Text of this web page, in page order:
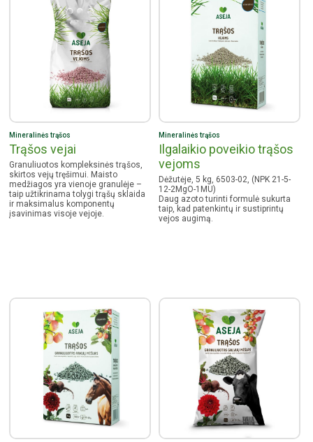
Mineralinės trąšos
Trąšos vejai
Granuliuotos kompleksinės trąšos,
skirtos vejų tręšimui. Maisto
medžiagos yra vienoje granulėje –
taip užtikrinama tolygi trąšų sklaida
ir maksimalus komponentų
įsavinimas visoje vejoje.
Mineralinės trąšos
Ilgalaikio poveikio trąšos
vejoms
Dėžutėje, 5 kg, 6503-02, (NPK 21-5-
12-2MgO-1MU)
Daug azoto turinti formulė sukurta
taip, kad patenkintų ir sustiprintų
vejos augimą.